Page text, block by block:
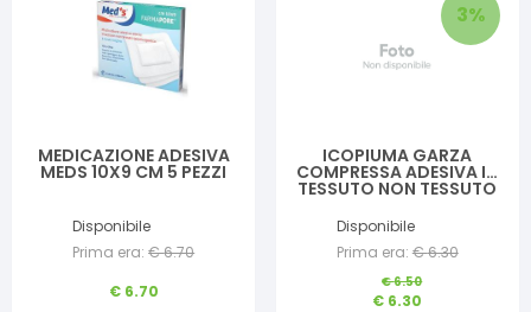
MEDICAZIONE ADESIVA
MEDS 10X9 CM 5 PEZZI
Disponibile
Prima era: €6.70
€ 6.70
3%
ICOPIUMA GARZA
COMPRESSA ADESIVA IN
TESSUTO NON TESSUTO
Disponibile
Prima era: €6.30
€6.50
€ 6.30